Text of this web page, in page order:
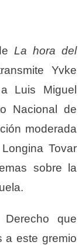
La hora del
Yvke
Luis Miguel
Nacional de
moderada
Tovar
sobre la
que
a este gremio